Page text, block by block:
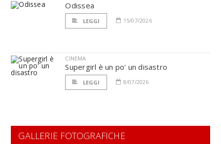
Odissea
LEGGI 15/07/2026
CINEMA
Supergirl è un po' un disastro
LEGGI 8/07/2026
GALLERIE FOTOGRAFICHE